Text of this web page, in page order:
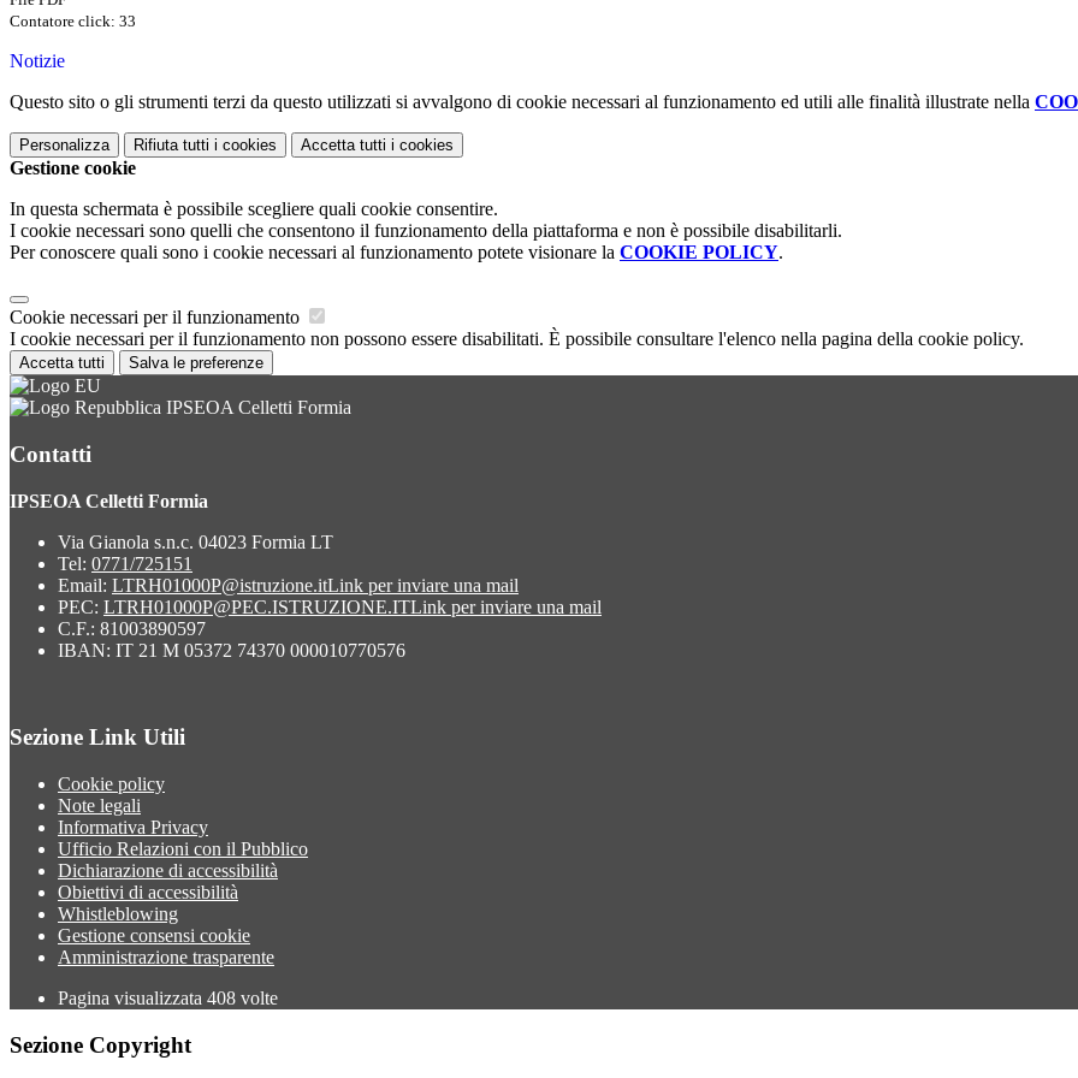
Contatore click: 33
Notizie
Questo sito o gli strumenti terzi da questo utilizzati si avvalgono di cookie necessari al funzionamento ed utili alle finalità illustrate nella
Personalizza Rifiuta tutti i cookies Accetta tutti i cookies
Gestione cookie
In questa schermata è possibile scegliere quali cookie consentire.
I cookie necessari sono quelli che consentono il funzionamento della piattaforma e non è possibile disabilitarli.
Per conoscere quali sono i cookie necessari al funzionamento potete visionare la COOKIE POLICY.
Cookie necessari per il funzionamento
I cookie necessari per il funzionamento non possono essere disabilitati. È possibile consultare l'elenco nella pagina della cookie policy.
Accetta tutti Salva le preferenze
IPSEOA Celletti Formia
Contatti
IPSEOA Celletti Formia
Via Gianola s.n.c. 04023 Formia LT
Tel: 0771/725151
Email: LTRH01000P@istruzione.itLink per inviare una mail
PEC: LTRH01000P@PEC.ISTRUZIONE.ITLink per inviare una mail
C.F.: 81003890597
IBAN: IT 21 M 05372 74370 000010770576
Sezione Link Utili
Cookie policy
Note legali
Informativa Privacy
Ufficio Relazioni con il Pubblico
Dichiarazione di accessibilità
Obiettivi di accessibilità
Whistleblowing
Gestione consensi cookie
Amministrazione trasparente
Pagina visualizzata 408 volte
Sezione Copyright